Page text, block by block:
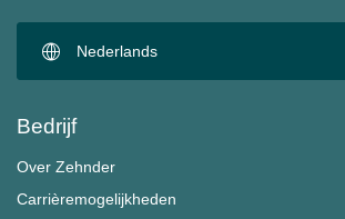
Nederlands
Bedrijf
Over Zehnder
Carrièremogelijkheden